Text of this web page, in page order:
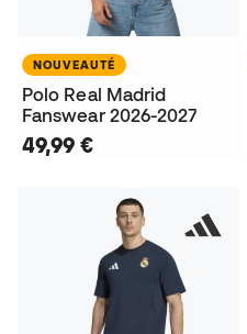
NOUVEAUTÉ
Polo Real Madrid
Fanswear 2026-2027
49,99 €